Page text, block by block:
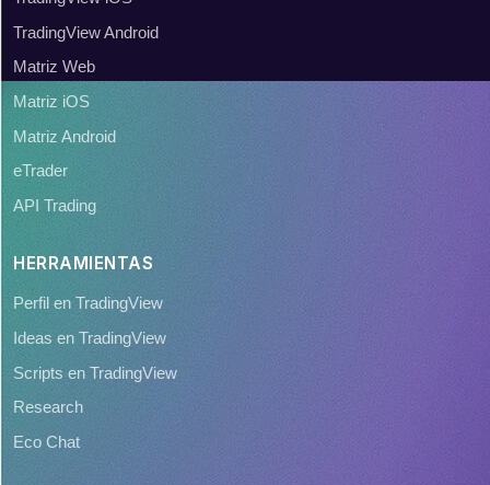
TradingView Android
Matriz Web
Matriz iOS
Matriz Android
eTrader
API Trading
HERRAMIENTAS
Perfil en TradingView
Ideas en TradingView
Scripts en TradingView
Research
Eco Chat